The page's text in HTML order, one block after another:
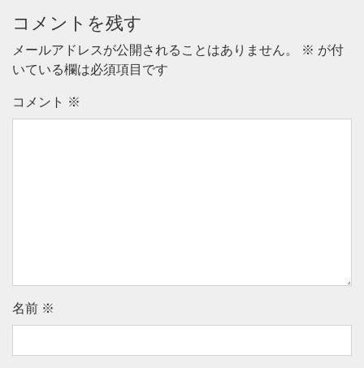
コメントを残す
メールアドレスが公開されることはありません。 ※ が付
いている欄は必須項目です
コメント ※
名前 ※